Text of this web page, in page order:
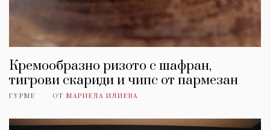
Кремообразно ризото с шафран,
тигрови скариди и чипс от пармезан
ГУРМЕ ОТ МАРИЕЛА ИЛИЕВА